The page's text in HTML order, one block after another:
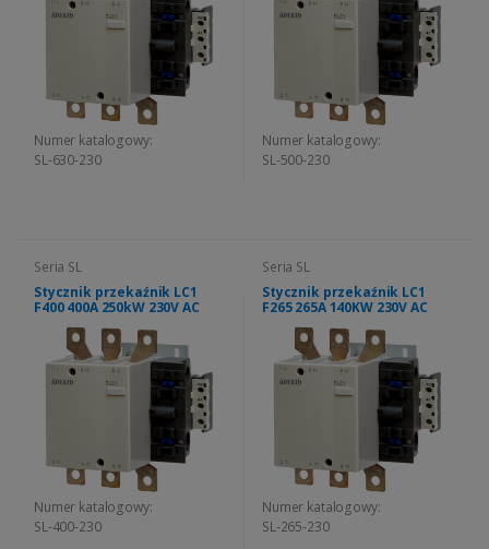
Numer katalogowy:
SL-630-230
Numer katalogowy:
SL-500-230
Seria SL
Stycznik przekaźnik LC1
F400 400A 250kW 230V AC
Numer katalogowy:
SL-400-230
Seria SL
Stycznik przekaźnik LC1
F265 265A 140KW 230V AC
Numer katalogowy:
SL-265-230